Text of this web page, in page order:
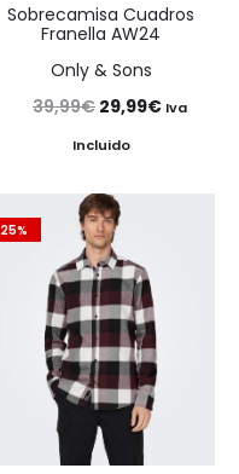
Sobrecamisa Cuadros
Franella AW24
Only & Sons
39,99€ El
precio
era:
39,99€.
29,99€ElIva
Incluido
25%